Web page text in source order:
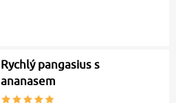
Rychlý pangasius s
ananasem